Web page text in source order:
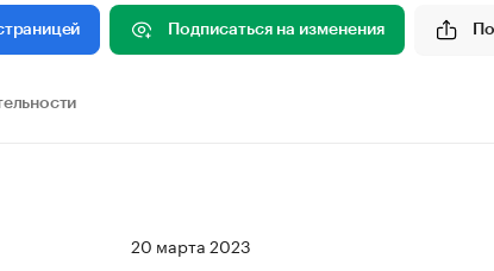
Подписаться на изменения
20 марта 2023